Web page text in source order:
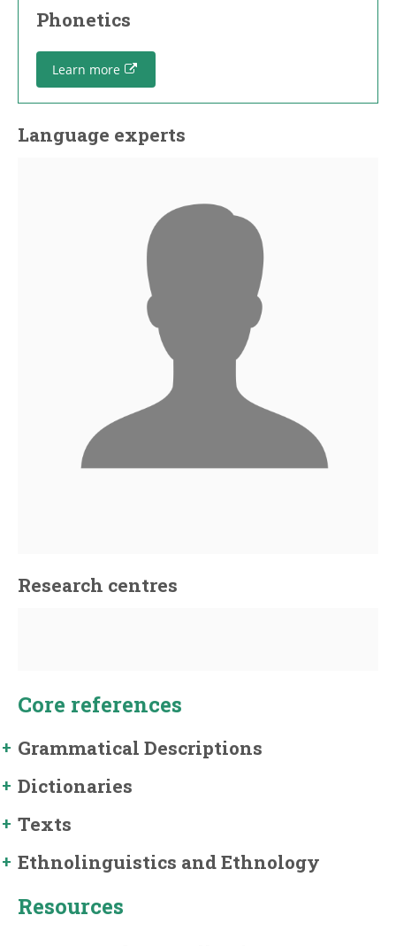
Phonetics
Learn more
Language experts
Research centres
Core references
Grammatical Descriptions
Dictionaries
Texts
Ethnolinguistics and Ethnology
Resources